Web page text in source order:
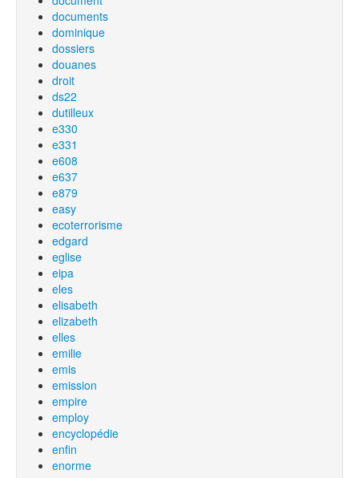
documents
dominique
dossiers
douanes
droit
ds22
dutilleux
e330
e331
e608
e637
e879
easy
ecoterrorisme
edgard
eglise
eipa
eles
elisabeth
elizabeth
elles
emilie
emis
emission
empire
employ
encyclopédie
enfin
enorme